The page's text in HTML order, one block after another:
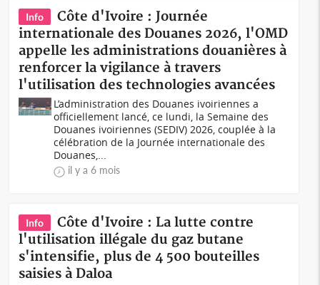
Info
Côte d'Ivoire : Journée
internationale des Douanes 2026, l'OMD
appelle les administrations douanières à
renforcer la vigilance à travers
l'utilisation des technologies avancées
L’administration des Douanes ivoiriennes a
officiellement lancé, ce lundi, la Semaine des
Douanes ivoiriennes (SEDIV) 2026, couplée à la
célébration de la Journée internationale des
Douanes,...
il y a 6 mois
Info
Côte d'Ivoire : La lutte contre
l'utilisation illégale du gaz butane
s'intensifie, plus de 4 500 bouteilles
saisies à Daloa